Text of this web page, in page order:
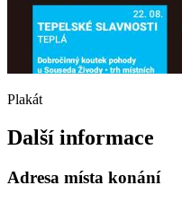
Plakát
Další informace
Adresa místa konání